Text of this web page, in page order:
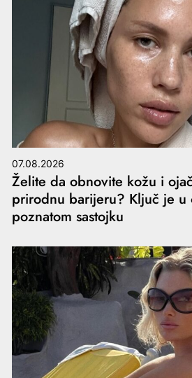
07.08.2026
Želite da obnovite kožu i
prirodnu barijeru? Ključ je u
poznatom sastojku